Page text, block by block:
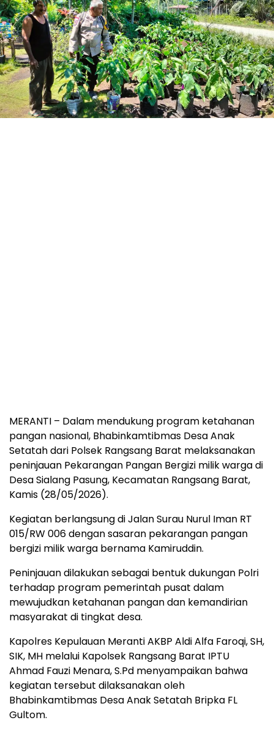
MERANTI – Dalam mendukung program ketahanan
pangan nasional, Bhabinkamtibmas Desa Anak
Setatah dari Polsek Rangsang Barat melaksanakan
peninjauan Pekarangan Pangan Bergizi milik warga di
Desa Sialang Pasung, Kecamatan Rangsang Barat,
Kamis (28/05/2026).
Kegiatan berlangsung di Jalan Surau Nurul Iman RT
015/RW 006 dengan sasaran pekarangan pangan
bergizi milik warga bernama Kamiruddin.
Peninjauan dilakukan sebagai bentuk dukungan Polri
terhadap program pemerintah pusat dalam
mewujudkan ketahanan pangan dan kemandirian
masyarakat di tingkat desa.
Kapolres Kepulauan Meranti AKBP Aldi Alfa Faroqi, SH,
SIK, MH melalui Kapolsek Rangsang Barat IPTU
Ahmad Fauzi Menara, S.Pd menyampaikan bahwa
kegiatan tersebut dilaksanakan oleh
Bhabinkamtibmas Desa Anak Setatah Bripka FL
Gultom.